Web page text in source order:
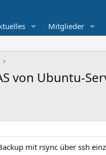
Mitglieder
von Ubuntu-
mit rsync über ssh